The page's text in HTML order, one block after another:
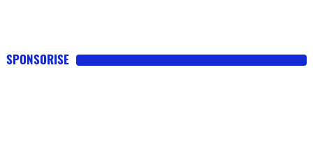
SPONSORISE